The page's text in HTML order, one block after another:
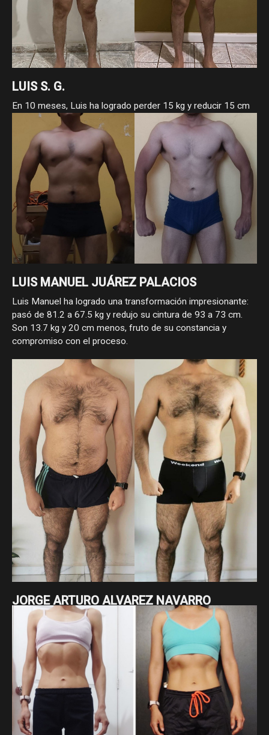
LUIS S. G.
En 10 meses, Luis ha logrado perder 15 kg y reducir 15 cm
de cintura, pasando de 105 a 90 kg y de 96 a 81 cm. Como
asesorado ha demostrado que con constancia, estrategia y
compromiso, los cambios reales sí llegan.
LUIS MANUEL JUÁREZ PALACIOS
Luis Manuel ha logrado una transformación impresionante:
pasó de 81.2 a 67.5 kg y redujo su cintura de 93 a 73 cm.
Son 13.7 kg y 20 cm menos, fruto de su constancia y
compromiso con el proceso.
JORGE ARTURO ALVAREZ NAVARRO
Jorge Arturo ha estado comprometido con su proceso, en
el que ha pasado de 95 a 84.5 kg y ha reducido su cintura de
115 a 87 cm. Son 10.5 kg y 28 cm menos, resultado de su
constancia a largo plazo y su disciplina sostenida.